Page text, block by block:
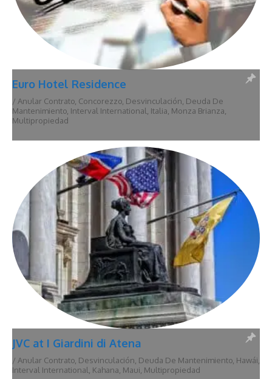
Euro Hotel Residence
/ Anular Contrato, Concorezzo, Desvinculación, Deuda De
Mantenimiento, Interval International, Italia, Monza Brianza,
Multipropiedad
JVC at I Giardini di Atena
/ Anular Contrato, Desvinculación, Deuda De Mantenimiento, Hawái,
Interval International, Kahana, Maui, Multipropiedad